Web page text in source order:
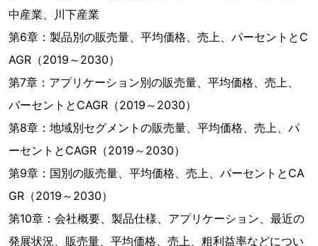
中産業、川下産業
第6章：製品別の販売量、平均価格、売上、パーセントとC
AGR（2019～2030）
第7章：アプリケーション別の販売量、平均価格、売上、
パーセントとCAGR（2019～2030）
第8章：地域別セグメントの販売量、平均価格、売上、パ
ーセントとCAGR（2019～2030）
第9章：国別の販売量、平均価格、売上、パーセントとCA
GR（2019～2030）
第10章：会社概要、製品仕様、アプリケーション、最近の
発展状況、販売量、平均価格、売上、粗利益率などについ